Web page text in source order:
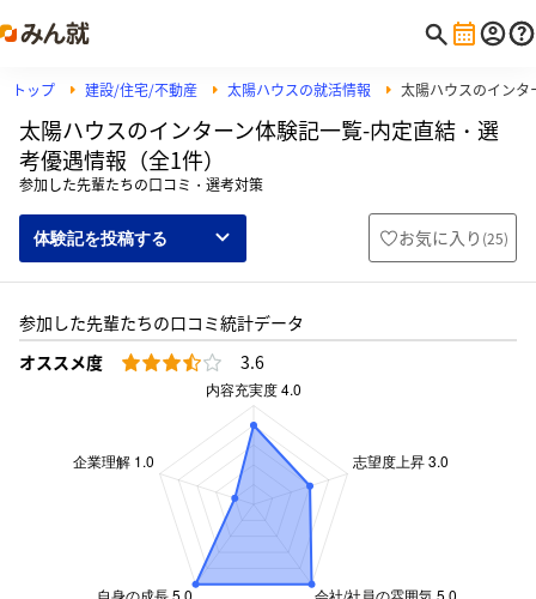
トップ 建設/住宅/不動産 太陽ハウスの就活情報 太陽ハウスのインタ
太陽ハウスのインターン体験記一覧-内定直結・選
考優遇情報（全1件）
参加した先輩たちの口コミ・選考対策
体験記を投稿する お気に入り (25)
参加した先輩たちの口コミ統計データ
オススメ度
3.6